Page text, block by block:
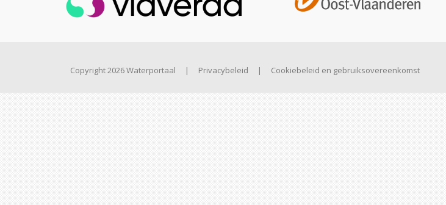
Copyright 2026 Waterportaal | Privacybeleid | Cookiebeleid en gebruiksovereenkomst